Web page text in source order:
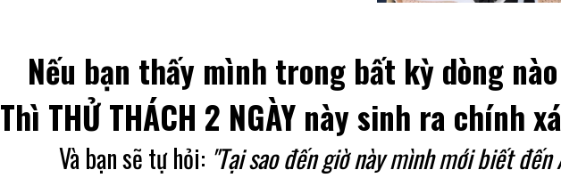
Nếu bạn thấy mình trong bất kỳ dòng
Thì THỬ THÁCH 2 NGÀY này sinh ra chính
Và bạn sẽ tự hỏi: "Tại sao đến giờ này mình mới biết